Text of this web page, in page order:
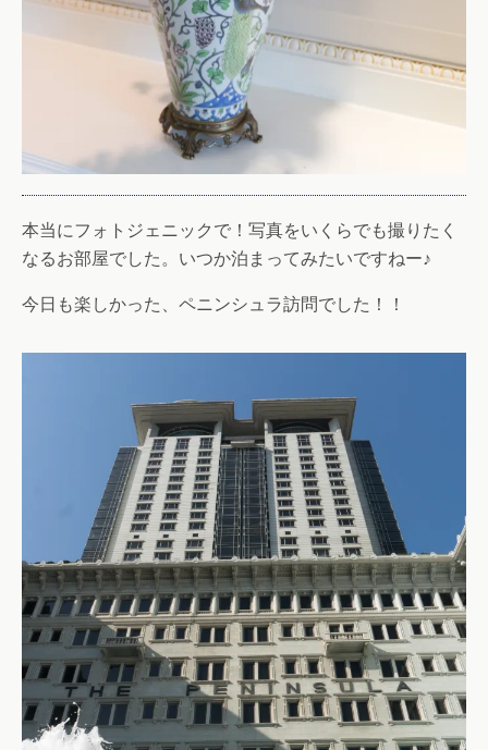
本当にフォトジェニックで！写真をいくらでも撮りたく
なるお部屋でした。いつか泊まってみたいですねー♪
今日も楽しかった、ペニンシュラ訪問でした！！